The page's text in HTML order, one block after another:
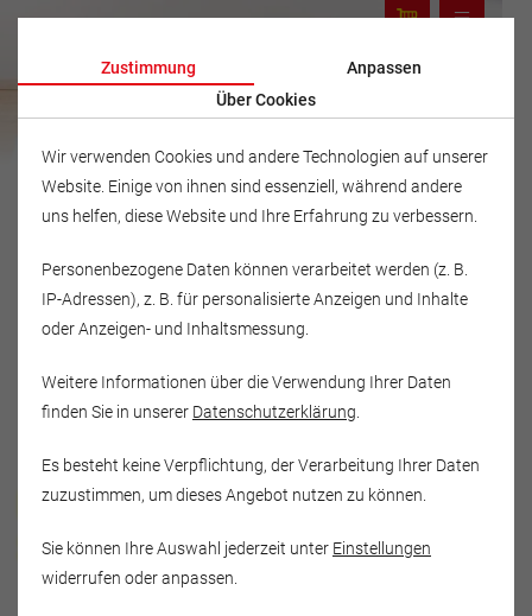
Musikschule Fröhlich
Sarah-Michele Rüter
Zustimmung
Anpassen
Über Cookies
Wir verwenden Cookies und andere Technologien auf unserer
Website. Einige von ihnen sind essenziell, während andere
uns helfen, diese Website und Ihre Erfahrung zu verbessern.
Personenbezogene Daten können verarbeitet werden (z. B.
IP-Adressen), z. B. für personalisierte Anzeigen und Inhalte
oder Anzeigen- und Inhaltsmessung.
Weitere Informationen über die Verwendung Ihrer Daten
finden Sie in unserer Datenschutzerklärung
Es besteht keine Verpflichtung, der Verarbeitung Ihrer Daten
zuzustimmen, um dieses Angebot nutzen zu können.
Sie können Ihre Auswahl jederzeit unter Einstellungen
widerrufen oder anpassen.